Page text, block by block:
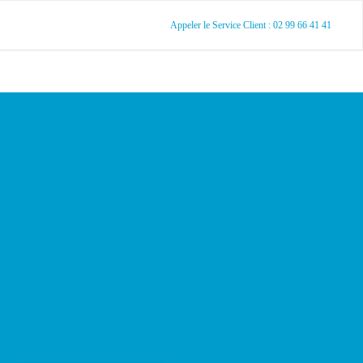
Appeler le Service Client : 02 99 66 41 41